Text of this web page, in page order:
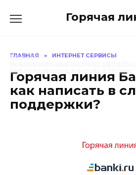
Горячая
ГЛАВНАЯ » ИНТЕРНЕТ СЕРВИСЫ
Горячая линия
как написать в
поддержки?
Банки.ру